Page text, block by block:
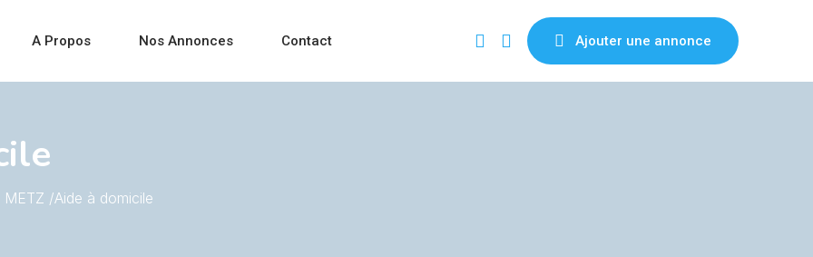
A Propos Nos Annonces Contact Ajouter une annonce
METZ /Aide à domicile